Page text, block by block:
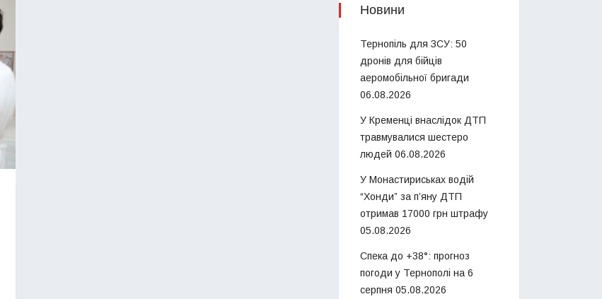
Новини
Тернопіль для ЗСУ: 50
дронів для бійців
аеромобільної бригади
06.08.2026
У Кременці внаслідок ДТП
травмувалися шестеро
людей 06.08.2026
У Монастириськах водій
“Хонди” за п’яну ДТП
отримав 17000 грн штрафу
05.08.2026
Спека до +38°: прогноз
погоди у Тернополі на 6
серпня 05.08.2026